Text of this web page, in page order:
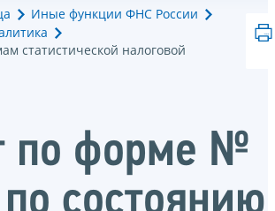
Иные функции ФНС России
статистической налоговой
по форме №